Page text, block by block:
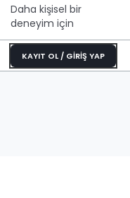
Daha kişisel bir
deneyim için
KAYIT OL / GİRİŞ YAP